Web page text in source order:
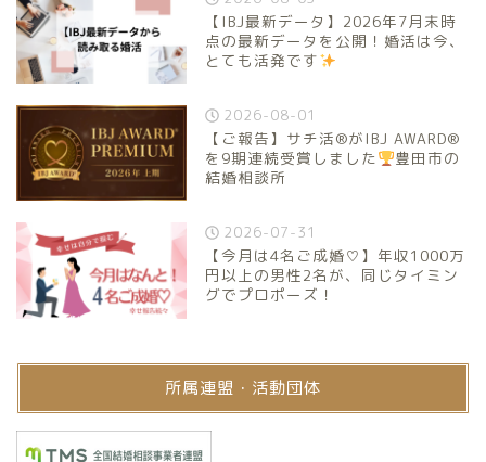
【IBJ最新データ】2026年7月末時
点の最新データを公開！婚活は今、
とても活発です
2026-08-01
【ご報告】サチ活®がIBJ AWARD®
を9期連続受賞しました
豊田市の
結婚相談所
2026-07-31
【今月は4名ご成婚♡】年収1000万
円以上の男性2名が、同じタイミン
グでプロポーズ！
所属連盟・活動団体